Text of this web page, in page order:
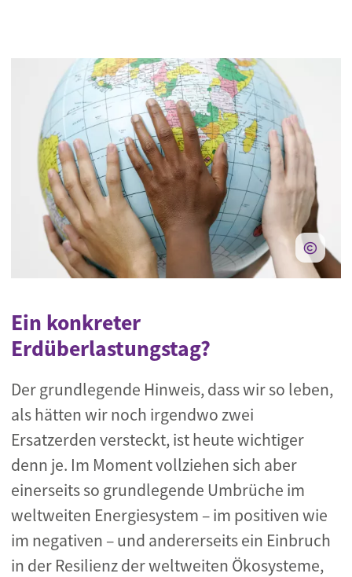
Ein konkreter
Erdüberlastungstag?
Der grundlegende Hinweis, dass wir so leben,
als hätten wir noch irgendwo zwei
Ersatzerden versteckt, ist heute wichtiger
denn je. Im Moment vollziehen sich aber
einerseits so grundlegende Umbrüche im
weltweiten Energiesystem – im positiven wie
im negativen – und andererseits ein Einbruch
in der Resilienz der weltweiten Ökosysteme,